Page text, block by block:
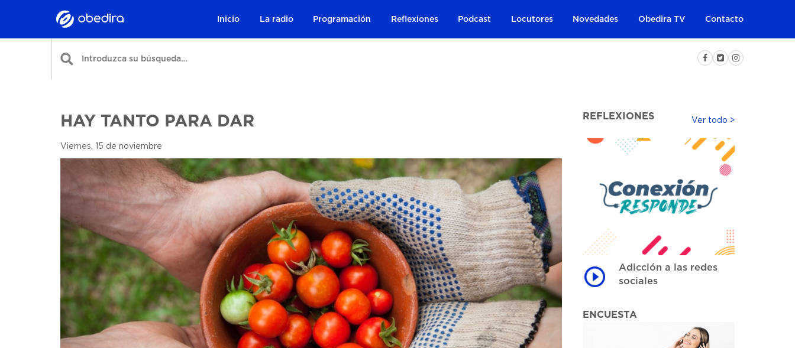
Inicio La radio Programación Reflexiones Podcast Locutores Novedades Obedira TV Contacto
HAY TANTO PARA DAR
Viernes, 15 de noviembre
REFLEXIONES Ver todo >
Adicción a las redes
sociales
ENCUESTA